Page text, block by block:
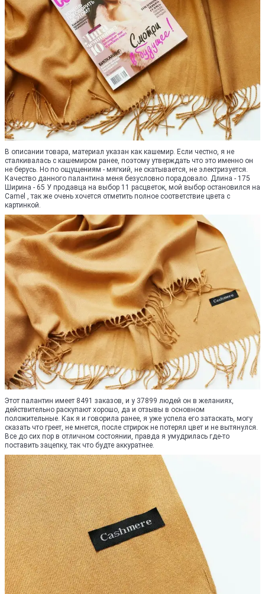
В описании товара, материал указан как кашемир. Если честно, я не
сталкивалась с кашемиром ранее, поэтому утверждать что это именно он
не берусь. Но по ощущениям - мягкий, не скатывается, не электризуется.
Качество данного палантина меня безусловно порадовало. Длина - 175
Ширина - 65 У продавца на выбор 11 расцветок, мой выбор остановился на
Camel , так же очень хочется отметить полное соответствие цвета с
картинкой.
Этот палантин имеет 8491 заказов, и у 37899 людей он в желаниях,
действительно раскупают хорошо, да и отзывы в основном
положительные. Как я и говорила ранее, я уже успела его затаскать, могу
сказать что греет, не мнется, после стрирок не потерял цвет и не вытянулся.
Все до сих пор в отличном состоянии, правда я умудрилась где-то
поставить зацепку, так что будте аккуратнее.